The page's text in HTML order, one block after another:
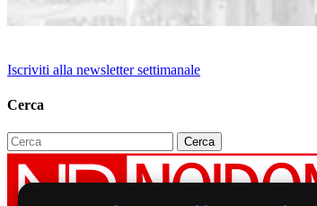
Iscriviti alla newsletter settimanale
Cerca